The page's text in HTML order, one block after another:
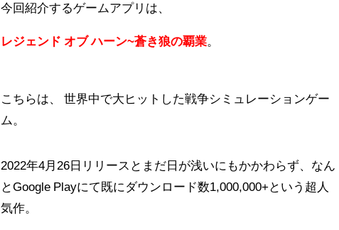
今回紹介するゲームアプリは、
レジェンド オブ ハーン~蒼き狼の覇業
こちらは、
世界中で大ヒットした戦争シミュレーションゲー
ム。
2022年4月26日リリースとまだ日が浅いにもかかわらず、なん
とGoogle Playにて既にダウンロード数1,000,000+という超人
気作。